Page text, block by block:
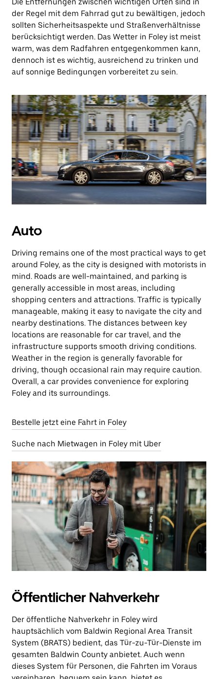
der Regel mit dem Fahrrad gut zu bewältigen, jedoch
sollten Sicherheitsaspekte und Straßenverhältnisse
berücksichtigt werden. Das Wetter in Foley ist meist
warm, was dem Radfahren entgegenkommen kann,
dennoch ist es wichtig, ausreichend zu trinken und
auf sonnige Bedingungen vorbereitet zu sein.
Auto
Driving remains one of the most practical ways to get
around Foley, as the city is designed with motorists in
mind. Roads are well-maintained, and parking is
generally accessible in most areas, including
shopping centers and attractions. Traffic is typically
manageable, making it easy to navigate the city and
nearby destinations. The distances between key
locations are reasonable for car travel, and the
infrastructure supports smooth driving conditions.
Weather in the region is generally favorable for
driving, though occasional rain may require caution.
Overall, a car provides convenience for exploring
Foley and its surroundings.
Bestelle jetzt eine Fahrt in Foley
Suche nach Mietwagen in Foley mit Uber
Öffentlicher Nahverkehr
Der öffentliche Nahverkehr in Foley wird
hauptsächlich vom Baldwin Regional Area Transit
System (BRATS) bedient, das Tür-zu-Tür-Dienste im
gesamten Baldwin County anbietet. Auch wenn
dieses System für Personen, die Fahrten im Voraus